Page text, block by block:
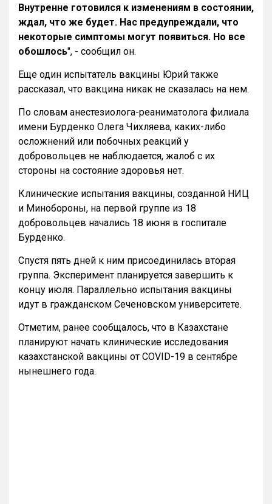
Внутренне готовился к изменениям в состоянии,
ждал, что же будет. Нас предупреждали, что
некоторые симптомы могут появиться. Но все
обошлось", - сообщил он.
Еще один испытатель вакцины Юрий также
рассказал, что вакцина никак не сказалась на нем.
По словам анестезиолога-реаниматолога филиала
имени Бурденко Олега Чихляева, каких-либо
осложнений или побочных реакций у
добровольцев не наблюдается, жалоб с их
стороны на состояние здоровья нет.
Клинические испытания вакцины, созданной НИЦ
и Минобороны, на первой группе из 18
добровольцев начались 18 июня в госпитале
Бурденко.
Спустя пять дней к ним присоединилась вторая
группа. Эксперимент планируется завершить к
концу июля. Параллельно испытания вакцины
идут в гражданском Сеченовском университете.
Отметим, ранее сообщалось, что в Казахстане
планируют начать клинические исследования
казахстанской вакцины от COVID-19 в сентябре
нынешнего года.